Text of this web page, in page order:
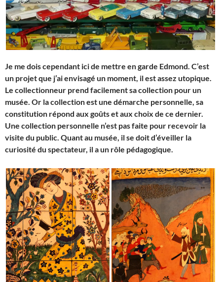
Je me dois cependant ici de mettre en garde Edmond. C’est
un projet que j’ai envisagé un moment, il est assez utopique.
Le collectionneur prend facilement sa collection pour un
musée. Or la collection est une démarche personnelle, sa
constitution répond aux goûts et aux choix de ce dernier.
Une collection personnelle n’est pas faite pour recevoir la
visite du public. Quant au musée, il se doit d’éveiller la
curiosité du spectateur, il a un rôle pédagogique.